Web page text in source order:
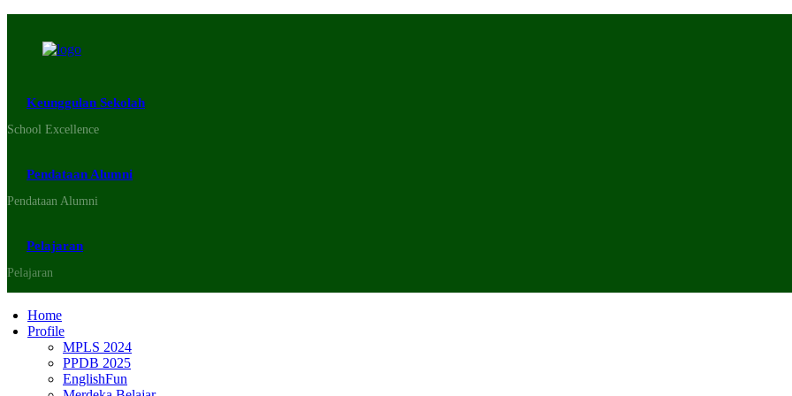
Keunggulan Sekolah
School Excellence
Pendataan Alumni
Pendataan Alumni
Pelajaran
Pelajaran
Home
Profile
MPLS 2024
PPDB 2025
EnglishFun